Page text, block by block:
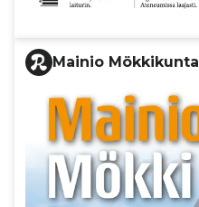
Mainio Mökkikunta